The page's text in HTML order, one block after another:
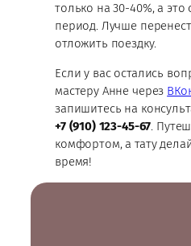
только на 30-40%, а
период. Лучше
отложить поездку.
Если у вас остались
мастеру Анне через
запишитесь на
+7 (910) 123-45-67.
комфортом, а тату
время!